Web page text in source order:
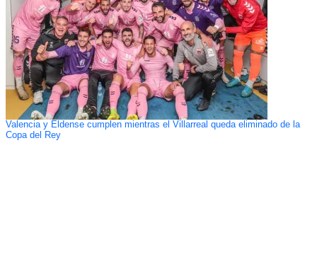
Valencia y Eldense cumplen mientras el Villarreal queda eliminado de la
Copa del Rey